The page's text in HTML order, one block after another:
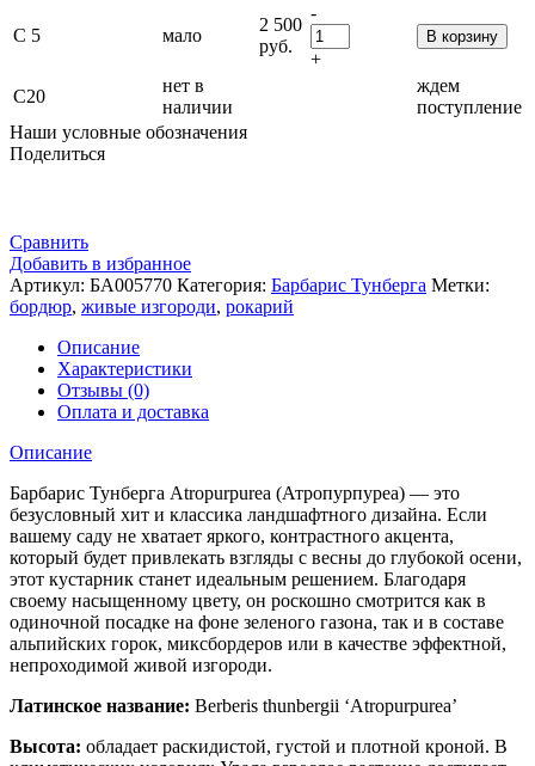
С 5 мало
2 500
руб.
-
+
В корзину
С20
нет в
наличии
ждем
поступление
Наши условные обозначения
Поделиться
Сравнить
Добавить в избранное
Артикул: БА005770 Категория: Барбарис Тунберга Метки:
бордюр, живые изгороди, рокарий
Описание
Характеристики
Отзывы (0)
Оплата и доставка
Описание
Барбарис Тунберга Atropurpurea (Атропурпуреа) — это
безусловный хит и классика ландшафтного дизайна. Если
вашему саду не хватает яркого, контрастного акцента,
который будет привлекать взгляды с весны до глубокой осени,
этот кустарник станет идеальным решением. Благодаря
своему насыщенному цвету, он роскошно смотрится как в
одиночной посадке на фоне зеленого газона, так и в составе
альпийских горок, миксбордеров или в качестве эффектной,
непроходимой живой изгороди.
Латинское название: Berberis thunbergii ‘Atropurpurea’
Высота: обладает раскидистой, густой и плотной кроной. В